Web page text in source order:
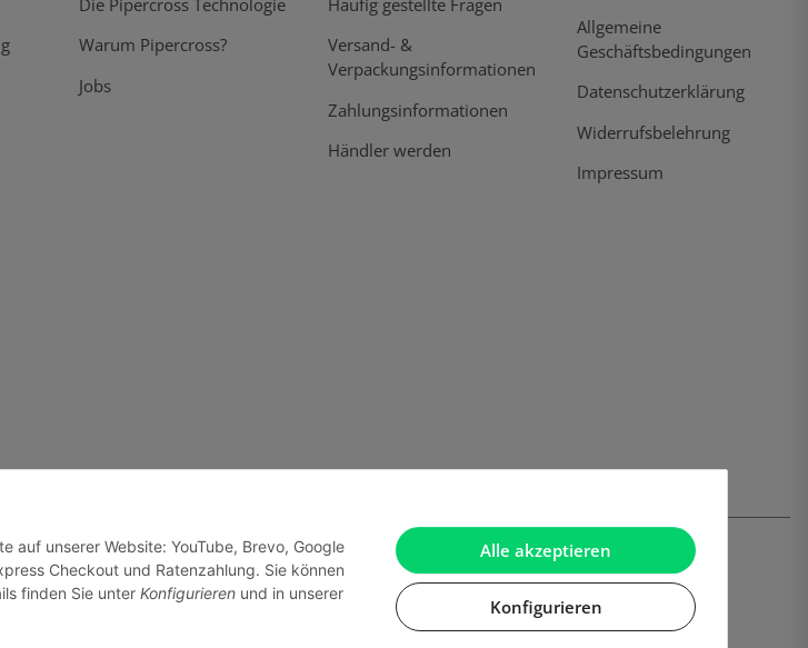
Alle akzeptieren
Konfigurieren
auf unserer Website: YouTube, Brevo, Google
Checkout und Ratenzahlung. Sie können
finden Sie unter Konfigurieren und in unserer
Die Pipercross Technologie
Warum Pipercross?
Jobs
Häufig gestellte Fragen
Versand- &
Verpackungsinformationen
Zahlungsinformationen
Händler werden
Allgemeine
Geschäftsbedingungen
Datenschutzerklärung
Widerrufsbelehrung
Impressum